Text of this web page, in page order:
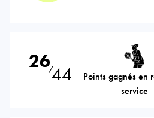
26⁄44
Points gagnés en
service